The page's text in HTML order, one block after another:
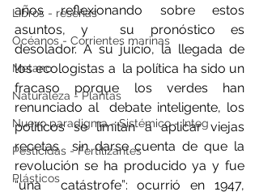
Libros - reseñas
Océanos - Corrientes marinas
Metano
Naturaleza - Plantas
Nuevo paradigma - Sistémico - Integ
Pesticidas - Fertilizantes
Plásticos
años reflexionando sobre estos
asuntos, y  su pronóstico es
desolador. A su juicio, la llegada de
los ecologistas a  la política ha sido un
fracaso porque los verdes han
renunciado al  debate inteligente, los
políticos se limitan a aplicar viejas
recetas  sin darse cuenta de que la
revolución se ha producido ya y fue
“una  catástrofe”: ocurrió en 1947,